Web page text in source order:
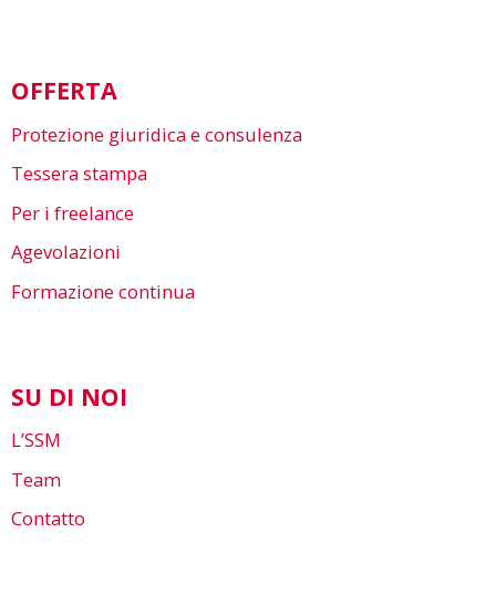
OFFERTA
Protezione giuridica e consulenza
Tessera stampa
Per i freelance
Agevolazioni
Formazione continua
SU DI NOI
L’SSM
Team
Contatto